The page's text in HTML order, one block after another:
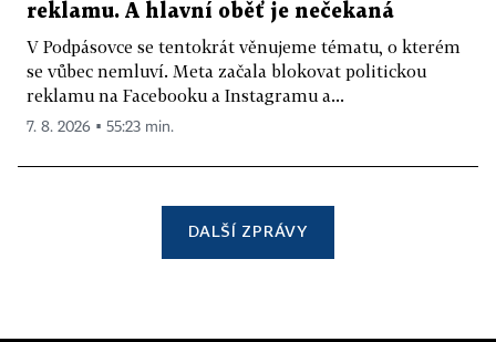
reklamu. A hlavní oběť je nečekaná
V Podpásovce se tentokrát věnujeme tématu, o kterém
se vůbec nemluví. Meta začala blokovat politickou
reklamu na Facebooku a Instagramu a...
7. 8. 2026 ▪ 55:23 min.
DALŠÍ ZPRÁVY